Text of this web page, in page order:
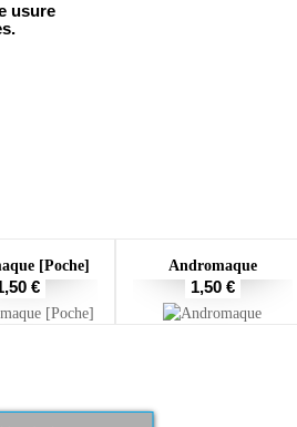
usure
[Poche]
€
Andromaque
1,50 €